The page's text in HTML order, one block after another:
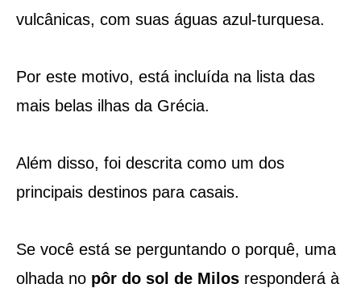
vulcânicas, com suas águas azul-turquesa.
Por este motivo, está incluída na lista das
mais belas ilhas da Grécia.
Além disso, foi descrita como um dos
principais destinos para casais.
Se você está se perguntando o porquê, uma
olhada no pôr do sol de Milosresponderá à